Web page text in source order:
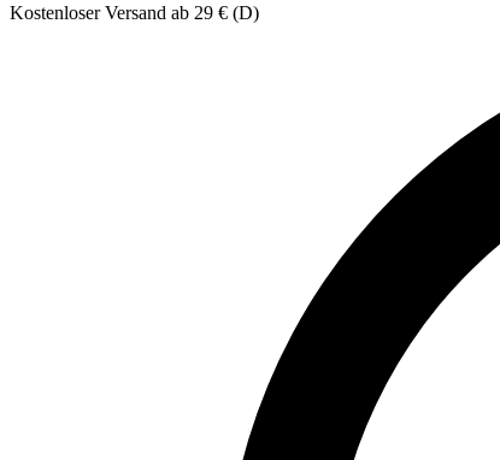
Kostenloser Versand ab 29 € (D)